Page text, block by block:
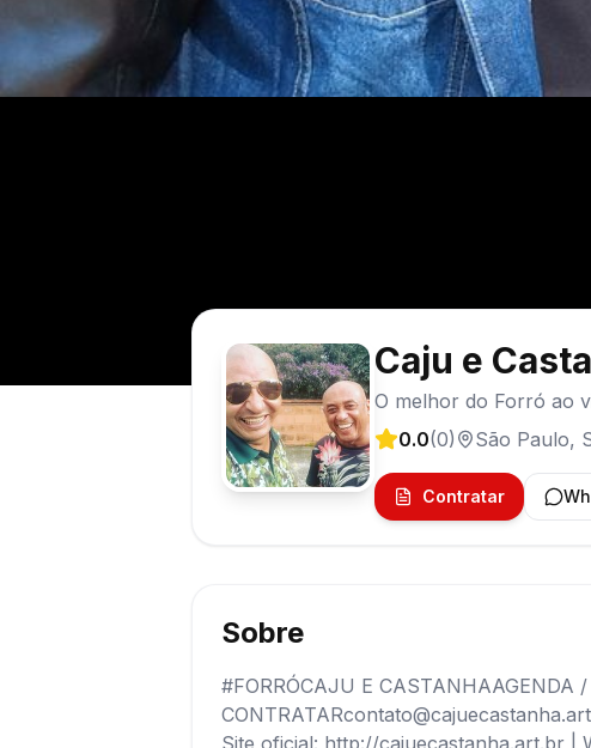
Caju e
O melhor do Forró ao
0.0(0) São Paulo,
Contratar
Sobre
#FORRÓCAJU E CASTANHAAGENDA /
Site oficial: http://cajuecastanha.art.br |